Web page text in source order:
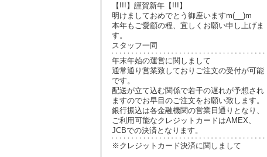
【!!!】謹賀新年【!!!】
明けましておめでとう御座いますm(__)m
本年もご愛顧の程、宜しくお願い申し上げま
す。
スタッフ一同
年末年始の運営に関しまして
通常通り営業致しておりご注文の受付が可能
です。
配送が立て込む関係で若干の遅れが予想され
ますのでお早目のご注文をお願い致します。
銀行振込は各金融機関の営業日通りとなり、
ご利用可能なクレジットカードはAMEX、
JCBでの決済となります。
※クレジットカード決済に関しまして